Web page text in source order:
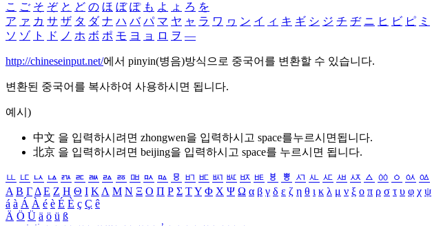
こ ご そ ぞ と ど の ほ ぼ ぽ も よ ょ ろ を
ア ァ カ サ ザ タ ダ ナ ハ バ パ マ ヤ ャ ラ ワ ヮ ン イ ィ キ ギ シ ジ チ ヂ ニ ヒ ビ ピ ミ
ソ ゾ ト ド ノ ホ ボ ポ モ ヨ ョ ロ ヲ ―
http://chineseinput.net/에서 pinyin(병음)방식으로 중국어를 변환할 수 있습니다.
변환된 중국어를 복사하여 사용하시면 됩니다.
예시)
中文 을 입력하시려면 zhongwen을 입력하시고 space를누르시면됩니다.
北京 을 입력하시려면 beijing을 입력하시고 space를 누르시면 됩니다.
ㅥ ㅦ ㅧ ㅨ ㅩ ㅪ ㅫ ㅬ ㅭ ㅮ ㅯ ㅰ ㅱ ㅲ ㅳ ㅴ ㅵ ㅶ ㅷ ㅸ ㅹ ㅺ ㅻ ㅼ ㅽ ㅾ ㅿ ㆀ ㆁ ㆂ ㆃ
Α Β ΓΔ Ε Ζ Η Θ Ι ΚΛ Μ Ν Ξ Ο Π Ρ Σ ΤΥ Φ Χ Ψ Ω α β γ δ ε ζ η θ ι κ λ μ ν ξ ο π ρ σ τ υ φ χ ψ
á à Á À é è É È ç Ç ê
Ä Ö Ü ä ö ü ß